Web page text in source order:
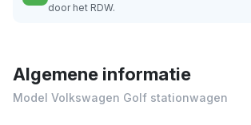
door het RDW.
Algemene informatie
Model Volkswagen Golf stationwagen